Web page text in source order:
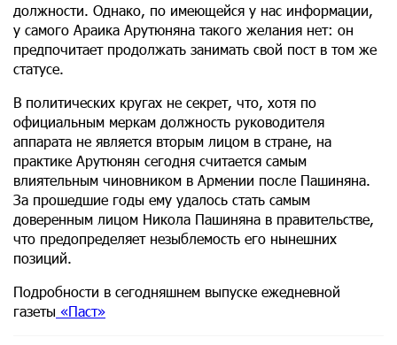
должности. Однако, по имеющейся у нас информации,
у самого Араика Арутюняна такого желания нет: он
предпочитает продолжать занимать свой пост в том же
статусе.
В политических кругах не секрет, что, хотя по
официальным меркам должность руководителя
аппарата не является вторым лицом в стране, на
практике Арутюнян сегодня считается самым
влиятельным чиновником в Армении после Пашиняна.
За прошедшие годы ему удалось стать самым
доверенным лицом Никола Пашиняна в правительстве,
что предопределяет незыблемость его нынешних
позиций.
Подробности в сегодняшнем выпуске ежедневной
газеты «Паст»